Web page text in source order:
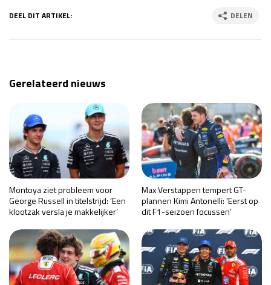
DEEL DIT ARTIKEL: DELEN
Gerelateerd nieuws
Montoya ziet probleem voor
George Russell in titelstrijd: ‘Een
klootzak versla je makkelijker’
Max Verstappen tempert GT-
plannen Kimi Antonelli: ‘Eerst op
dit F1-seizoen focussen’